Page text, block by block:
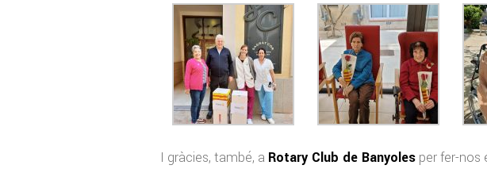
I gràcies, també, a Rotary Club de Banyoles per fer-nos